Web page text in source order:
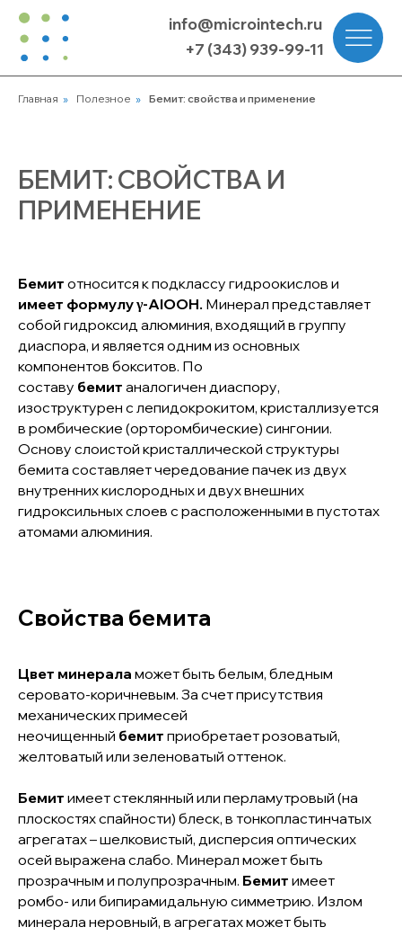
info@microintech.ru
+7 (343) 939-99-11
Главная » Полезное » Бемит: свойства и применение
БЕМИТ: СВОЙСТВА И
ПРИМЕНЕНИЕ
Бемит относится к подклассу гидроокислов и
имеет формулу γ-AlOOH. Минерал представляет
собой гидроксид алюминия, входящий в группу
диаспора, и является одним из основных
компонентов бокситов. По
составу бемит аналогичен диаспору,
изоструктурен с лепидокрокитом, кристаллизуется
в ромбические (орторомбические) сингонии.
Основу слоистой кристаллической структуры
бемита составляет чередование пачек из двух
внутренних кислородных и двух внешних
гидроксильных слоев с расположенными в пустотах
атомами алюминия.
Свойства бемита
Цвет минерала может быть белым, бледным
серовато-коричневым. За счет присутствия
механических примесей
неочищенный бемит приобретает розоватый,
желтоватый или зеленоватый оттенок.
Бемит имеет стеклянный или перламутровый (на
плоскостях спайности) блеск, в тонкопластинчатых
агрегатах – шелковистый, дисперсия оптических
осей выражена слабо. Минерал может быть
прозрачным и полупрозрачным. Бемит имеет
ромбо- или бипирамидальную симметрию. Излом
минерала неровный, в агрегатах может быть